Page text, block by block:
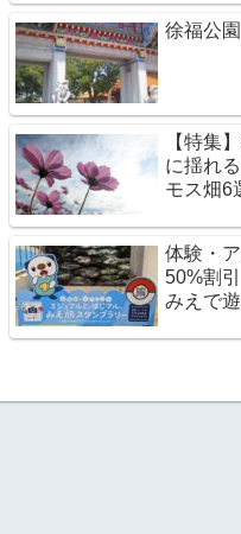
徐福公園
【特集
に揺れ
モス畑6
体験・
50%割
みえで